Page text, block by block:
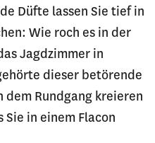
Düfte lassen Sie tief in
Wie roch es in der
Jagdzimmer in
dieser betörende
dem Rundgang kreieren
Sie in einem Flacon